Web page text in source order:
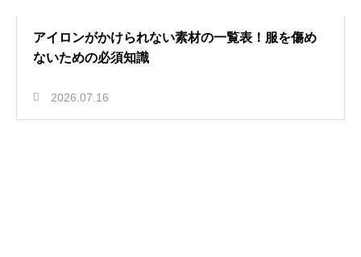
アイロンがかけられない素材の一覧表！服を傷め
ないための必須知識
2026.07.16